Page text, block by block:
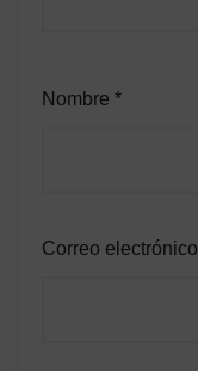
Nombre *
Correo electrónico